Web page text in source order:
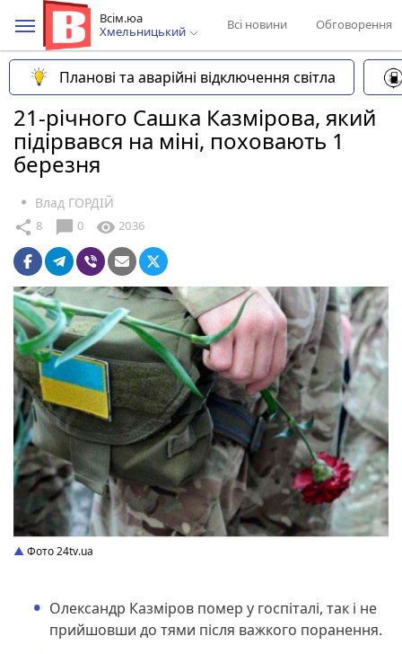
Всім.юа
Хмельницький
Всі новини Обговорення
Планові та аварійні відключення світла
21-річного Сашка Казмірова, який
підірвався на міні, поховають 1
березня
Влад ГОРДІЙ
share 8 chat_bubble 0 visibility 2036
Фото 24tv.ua
Олександр Казміров помер у госпіталі, так і не
прийшовши до тями після важкого поранення.